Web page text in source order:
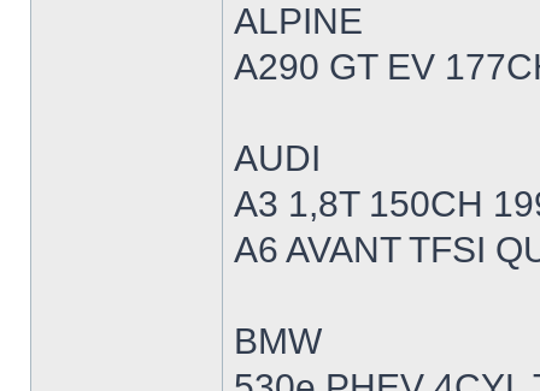
ALPINE
A290 GT EV
AUDI
A3 1,8T 150CH
A6 AVANT TFSI
BMW